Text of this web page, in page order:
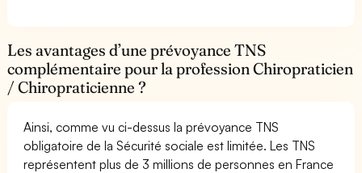
Les avantages d’une prévoyance TNS
complémentaire pour la profession Chiropraticien
/ Chiropraticienne ?
Ainsi, comme vu ci-dessus la prévoyance TNS
obligatoire de la Sécurité sociale est limitée. Les TNS
représentent plus de 3 millions de personnes en France